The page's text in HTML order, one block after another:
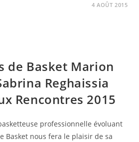
4 AOÛT 2015
de Basket Marion
Reghaissia
Rencontres 2015
professionnelle évoluant
Basket nous fera le plaisir de sa